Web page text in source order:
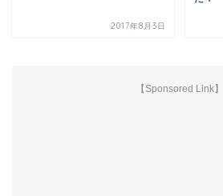
2017年8月3日
【Sponsored Link】